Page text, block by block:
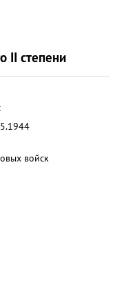
II степени
войск